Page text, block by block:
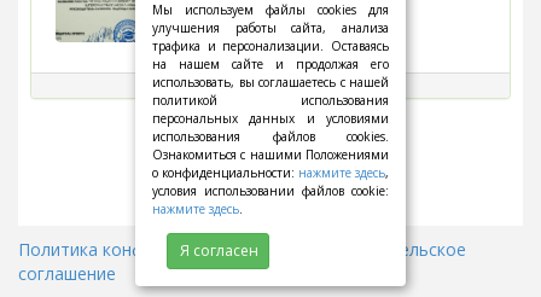
Политика конфиденциальности
Пользовательское
соглашение
Мы используем файлы cookies для
улучшения работы сайта, анализа
трафика и персонализации. Оставаясь
на нашем сайте и продолжая его
использовать, вы соглашаетесь с нашей
политикой использования
персональных данных и условиями
использования файлов cookies.
Ознакомиться с нашими Положениями
о конфиденциальности: нажмите здесь,
условия использовании файлов cookie:
нажмите здесь.
Я согласен